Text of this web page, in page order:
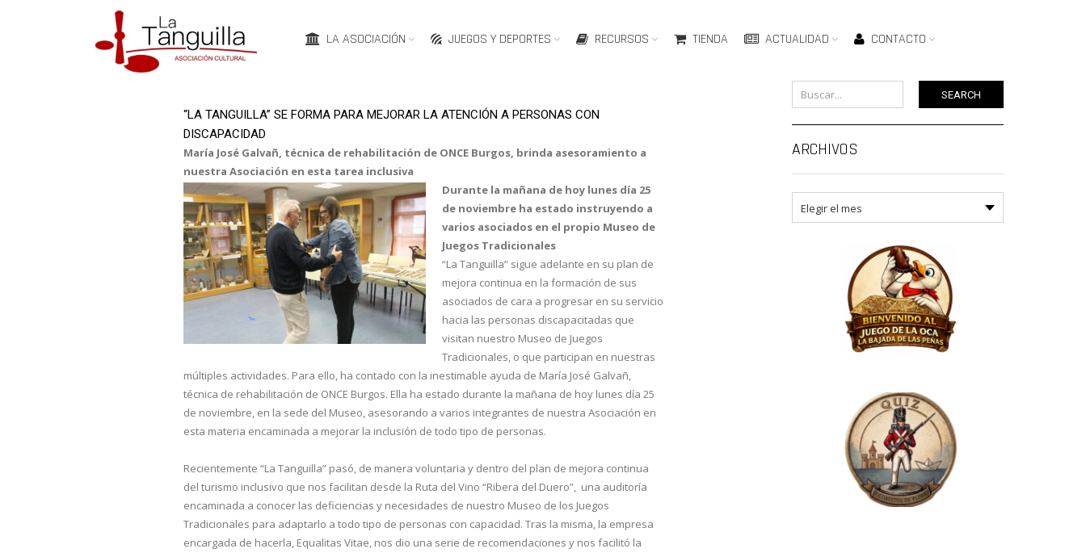
LA ASOCIACIÓN JUEGOS Y DEPORTES RECURSOS TIENDA ACTUALIDAD CONTACTO
“LA TANGUILLA” SE FORMA PARA MEJORAR LA ATENCIÓN A PERSONAS CON
DISCAPACIDAD
María José Galvañ, técnica de rehabilitación de ONCE Burgos, brinda asesoramiento a
nuestra Asociación en esta tarea inclusiva
Durante la mañana de hoy lunes día 25
de noviembre ha estado instruyendo a
varios asociados en el propio Museo de
Juegos Tradicionales
“La Tanguilla” sigue adelante en su plan de
mejora continua en la formación de sus
asociados de cara a progresar en su servicio
hacia las personas discapacitadas que
visitan nuestro Museo de Juegos
Tradicionales, o que participan en nuestras
múltiples actividades. Para ello, ha contado con la inestimable ayuda de María José Galvañ,
técnica de rehabilitación de ONCE Burgos. Ella ha estado durante la mañana de hoy lunes día 25
de noviembre, en la sede del Museo, asesorando a varios integrantes de nuestra Asociación en
esta materia encaminada a mejorar la inclusión de todo tipo de personas.
Recientemente “La Tanguilla” pasó, de manera voluntaria y dentro del plan de mejora continua
del turismo inclusivo que nos facilitan desde la Ruta del Vino “Ribera del Duero”, una auditoría
encaminada a conocer las deficiencias y necesidades de nuestro Museo de los Juegos
Tradicionales para adaptarlo a todo tipo de personas con capacidad. Tras la misma, la empresa
encargada de hacerla, Equalitas Vitae, nos dio una serie de recomendaciones y nos facilitó la
SEARCH
ARCHIVOS